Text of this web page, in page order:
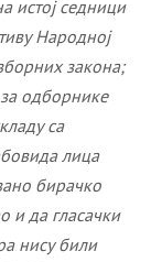
истој седници
Народној
закона;
одборнике
са
лица
бирачко
и да гласачки
нису били